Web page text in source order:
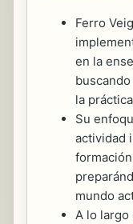
Ferro
en la
la
Su
actividad
mundo
A lo largo